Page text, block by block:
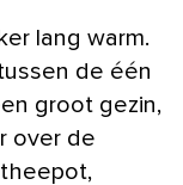
lang warm.
de één
groot gezin,
over de